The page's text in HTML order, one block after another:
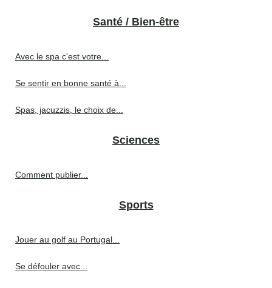
Santé / Bien-être
Avec le spa c'est votre...
Se sentir en bonne santé à...
Spas, jacuzzis, le choix de...
Sciences
Comment publier...
Sports
Jouer au golf au Portugal...
Se défouler avec...